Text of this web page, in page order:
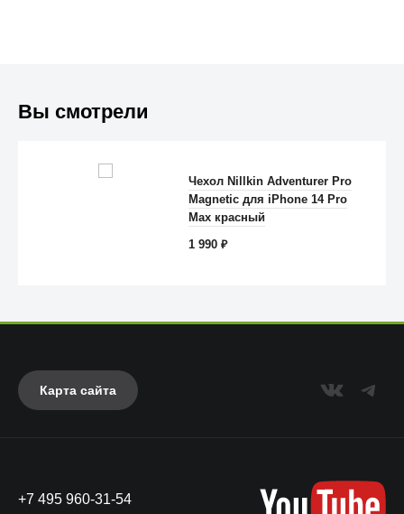
Anker
Вы смотрели
Чехол Nillkin Adventurer Pro
Magnetic для iPhone 14 Pro
Max красный
1 990₽
Карта сайта
+7 495 960-31-54